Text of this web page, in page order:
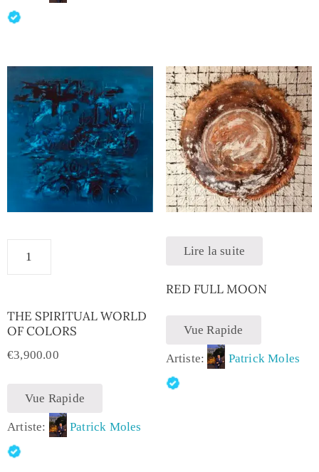
THE SPIRITUAL WORLD
OF COLORS
€3,900.00
Vue Rapide
Artiste: Patrick Moles
Lire la suite
RED FULL MOON
Vue Rapide
Artiste: Patrick Moles